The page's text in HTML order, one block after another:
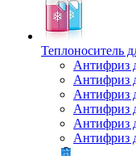
Теплоноситель
Антифриз
Антифриз
Антифриз
Антифриз
Антифриз
Антифриз